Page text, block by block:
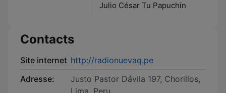
Julio César Tu Papuchín
Contacts
Site internet http://radionuevaq.pe
Adresse:
Justo Pastor Dávila 197, Chorillos,
Lima, Peru